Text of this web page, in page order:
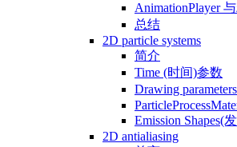
AnimationPlayer
总结
2D particle systems
简介
Time (时间)参数
Drawing
Emission Shapes(
2D antialiasing